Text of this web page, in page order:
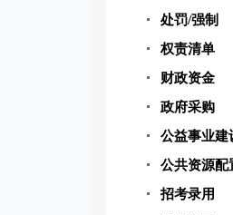
处罚/强制
权责清单
财政资金
政府采购
公益事业建
公共资源配
招考录用